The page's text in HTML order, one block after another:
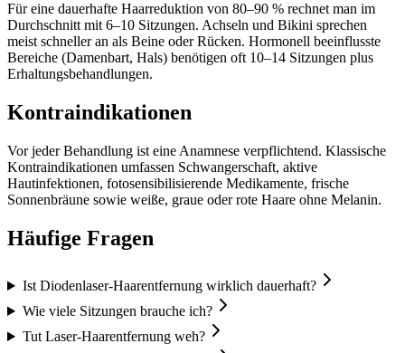
Für eine dauerhafte Haarreduktion von 80–90 % rechnet man im
Durchschnitt mit 6–10 Sitzungen. Achseln und Bikini sprechen
meist schneller an als Beine oder Rücken. Hormonell beeinflusste
Bereiche (Damenbart, Hals) benötigen oft 10–14 Sitzungen plus
Erhaltungsbehandlungen.
Kontraindikationen
Vor jeder Behandlung ist eine Anamnese verpflichtend. Klassische
Kontraindikationen umfassen Schwangerschaft, aktive
Hautinfektionen, fotosensibilisierende Medikamente, frische
Sonnenbräune sowie weiße, graue oder rote Haare ohne Melanin.
Häufige Fragen
Ist Diodenlaser-Haarentfernung wirklich dauerhaft?
Wie viele Sitzungen brauche ich?
Tut Laser-Haarentfernung weh?